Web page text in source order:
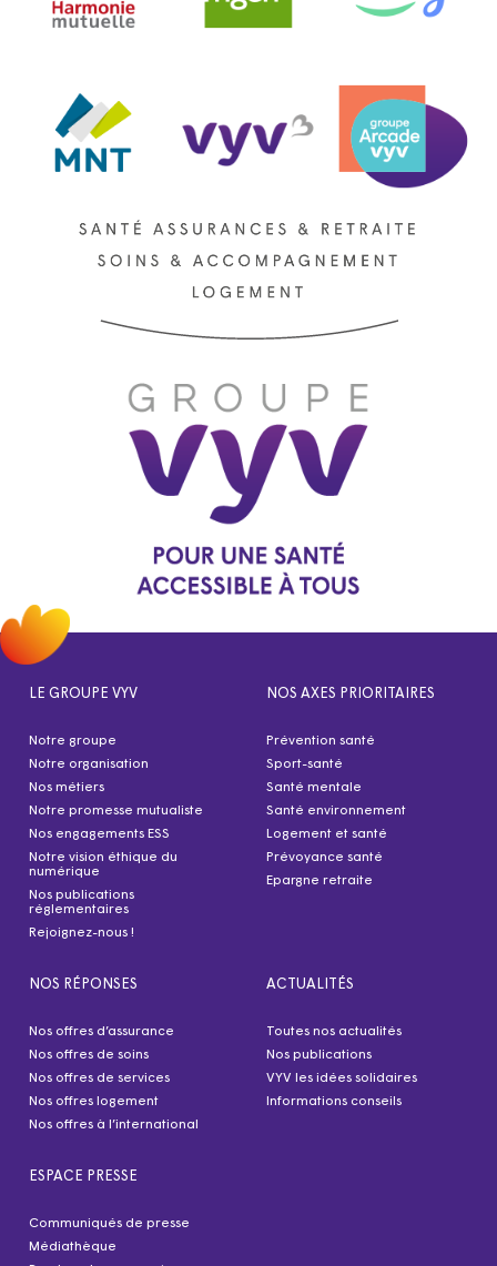
LE GROUPE VYV
Notre groupe
Notre organisation
Nos métiers
Notre promesse mutualiste
Nos engagements ESS
Notre vision éthique du
numérique
Nos publications
réglementaires
Rejoignez-nous !
NOS AXES PRIORITAIRES
Prévention santé
Sport-santé
Santé mentale
Santé environnement
Logement et santé
Prévoyance santé
Epargne retraite
NOS RÉPONSES
Nos offres d’assurance
Nos offres de soins
Nos offres de services
Nos offres logement
Nos offres à l’international
ACTUALITÉS
Toutes nos actualités
Nos publications
VYV les idées solidaires
Informations conseils
ESPACE PRESSE
Communiqués de presse
Médiathèque